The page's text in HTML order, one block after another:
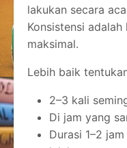
lakukan secara
Konsistensi
maksimal.
Lebih baik
2–3 kali
Di jam yang
Durasi 1–2